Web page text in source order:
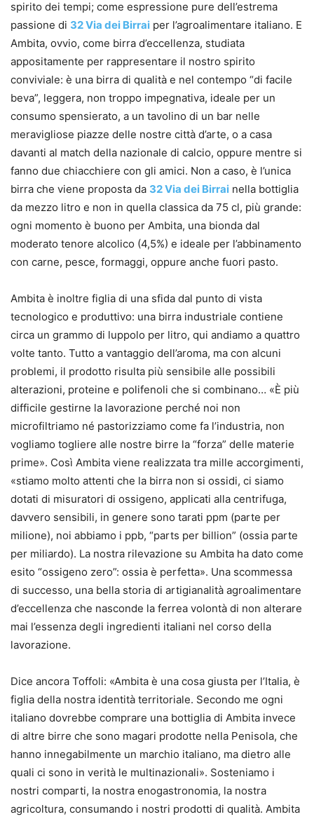
spirito dei tempi; come espressione pure dell’estrema
passione di 32 Via dei Birrai per l’agroalimentare italiano. E
Ambita, ovvio, come birra d’eccellenza, studiata
appositamente per rappresentare il nostro spirito
conviviale: è una birra di qualità e nel contempo “di facile
beva”, leggera, non troppo impegnativa, ideale per un
consumo spensierato, a un tavolino di un bar nelle
meravigliose piazze delle nostre città d’arte, o a casa
davanti al match della nazionale di calcio, oppure mentre si
fanno due chiacchiere con gli amici. Non a caso, è l’unica
birra che viene proposta da 32 Via dei Birrai nella bottiglia
da mezzo litro e non in quella classica da 75 cl, più grande:
ogni momento è buono per Ambita, una bionda dal
moderato tenore alcolico (4,5%) e ideale per l’abbinamento
con carne, pesce, formaggi, oppure anche fuori pasto.
Ambita è inoltre figlia di una sfida dal punto di vista
tecnologico e produttivo: una birra industriale contiene
circa un grammo di luppolo per litro, qui andiamo a quattro
volte tanto. Tutto a vantaggio dell’aroma, ma con alcuni
problemi, il prodotto risulta più sensibile alle possibili
alterazioni, proteine e polifenoli che si combinano… «È più
difficile gestirne la lavorazione perché noi non
microfiltriamo né pastorizziamo come fa l’industria, non
vogliamo togliere alle nostre birre la “forza” delle materie
prime». Così Ambita viene realizzata tra mille accorgimenti,
«stiamo molto attenti che la birra non si ossidi, ci siamo
dotati di misuratori di ossigeno, applicati alla centrifuga,
davvero sensibili, in genere sono tarati ppm (parte per
milione), noi abbiamo i ppb, “parts per billion” (ossia parte
per miliardo). La nostra rilevazione su Ambita ha dato come
esito “ossigeno zero”: ossia è perfetta». Una scommessa
di successo, una bella storia di artigianalità agroalimentare
d’eccellenza che nasconde la ferrea volontà di non alterare
mai l’essenza degli ingredienti italiani nel corso della
lavorazione.
Dice ancora Toffoli: «Ambita è una cosa giusta per l’Italia, è
figlia della nostra identità territoriale. Secondo me ogni
italiano dovrebbe comprare una bottiglia di Ambita invece
di altre birre che sono magari prodotte nella Penisola, che
hanno innegabilmente un marchio italiano, ma dietro alle
quali ci sono in verità le multinazionali». Sosteniamo i
nostri comparti, la nostra enogastronomia, la nostra
agricoltura, consumando i nostri prodotti di qualità. Ambita